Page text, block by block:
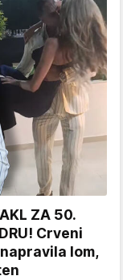
ZA 50.
Crveni
lom,